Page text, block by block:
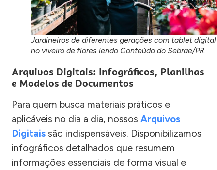
Jardineiros de diferentes gerações com tablet digital
no viveiro de flores lendo Conteúdo do Sebrae/PR.
Arquivos Digitais: Infográficos, Planilhas
e Modelos de Documentos
Para quem busca materiais práticos e
aplicáveis no dia a dia, nossos Arquivos
Digitais são indispensáveis. Disponibilizamos
infográficos detalhados que resumem
informações essenciais de forma visual e